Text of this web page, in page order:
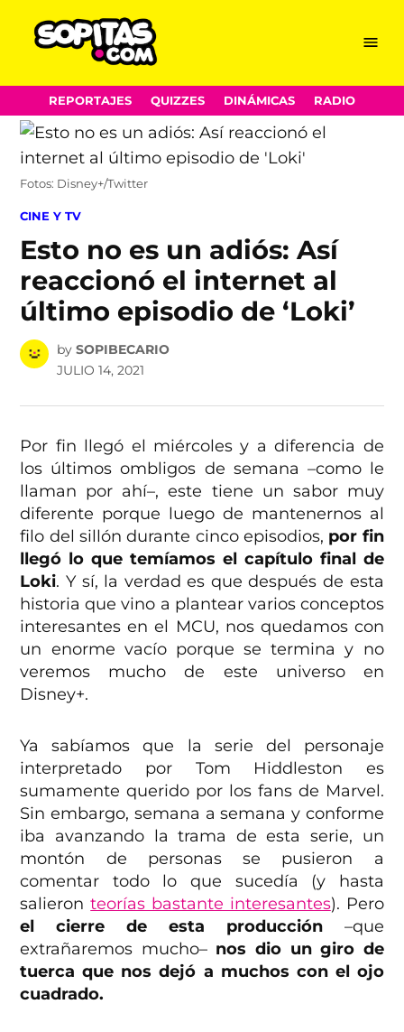
Skip
to
content
Menu
REPORTAJES QUIZZES DINÁMICAS RADIO
Fotos: Disney+/Twitter
POSTED
CINE Y TV
Esto no es un adiós: Así
reaccionó el internet al
último episodio de ‘Loki’
by SOPIBECARIO
JULIO 14, 2021
Por fin llegó el miércoles y a diferencia de
los últimos ombligos de semana –como le
llaman por ahí–, este tiene un sabor muy
diferente porque luego de mantenernos al
filo del sillón durante cinco episodios, por fin
llegó lo que temíamos el capítulo final de
Loki. Y sí, la verdad es que después de esta
historia que vino a plantear varios conceptos
interesantes en el MCU, nos quedamos con
un enorme vacío porque se termina y no
veremos mucho de este universo en
Disney+.
Ya sabíamos que la serie del personaje
interpretado por Tom Hiddleston es
sumamente querido por los fans de Marvel.
Sin embargo, semana a semana y conforme
iba avanzando la trama de esta serie, un
montón de personas se pusieron a
comentar todo lo que sucedía (y hasta
salieronteorías bastante interesantes). Pero
el cierre de esta producción–que
extrañaremos mucho– nos dio un giro de
tuerca que nos dejó a muchos con el ojo
cuadrado.